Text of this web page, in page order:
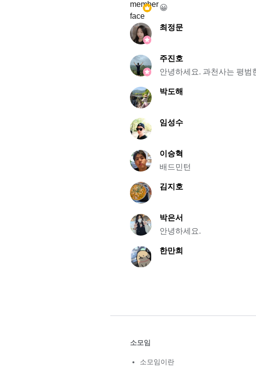
😀
최정문
주진호
안녕하세요. 과천사는 평범
박도해
임성수
이승혁
배드민턴
김지호
박은서
안녕하세요.
한만희
소모임
소모임이란